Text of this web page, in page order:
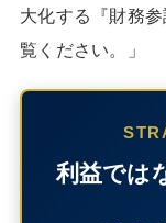
大化する『財務
覧ください。」
利益では